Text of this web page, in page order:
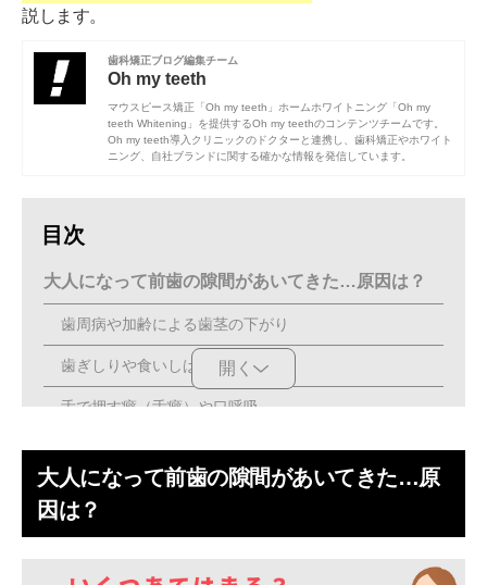
説します。
歯科矯正ブログ編集チーム
Oh my teeth
マウスピース矯正「Oh my teeth」ホームホワイトニング「Oh my
teeth Whitening」を提供するOh my teethのコンテンツチームです。
Oh my teeth導入クリニックのドクターと連携し、歯科矯正やホワイト
ニング、自社ブランドに関する確かな情報を発信しています。
目次
大人になって前歯の隙間があいてきた…原因は？
歯周病や加齢による歯茎の下がり
歯ぎしりや食いしばりの影響
舌で押す癖（舌癖）や口呼吸
矯正後の後戻りや噛み合わせの変化
歯が抜けた・抜いたことによる歯の移動
老けた印象になってしまう
開く
大人になって前歯の隙間があいてきた…原
因は？